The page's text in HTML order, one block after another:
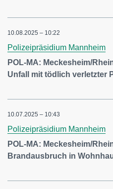
10.08.2025 – 10:22
Polizeipräsidium Mannheim
POL-MA: Meckesheim/
Unfall mit tödlich verletzter
10.07.2025 – 10:43
Polizeipräsidium Mannheim
POL-MA: Meckesheim/
Brandausbruch in